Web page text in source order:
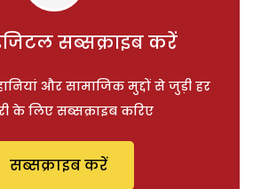
सब्सक्राइब करें
और सामाजिक मुद्दों से जुड़ी हर
के लिए सब्सक्राइब करिए
सब्सक्राइब करें